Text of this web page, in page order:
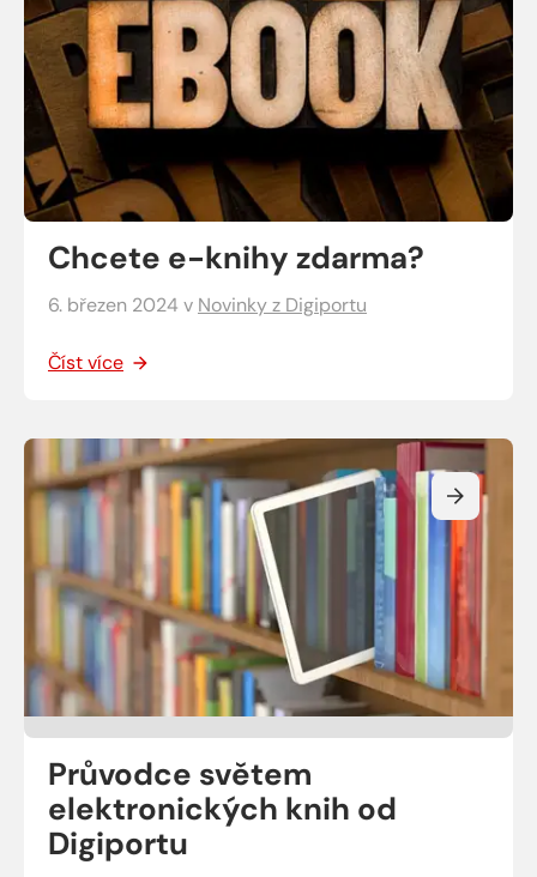
Chcete e-knihy zdarma?
6. březen 2024 v Novinky z Digiportu
Číst více
Průvodce světem
elektronických knih od
Digiportu